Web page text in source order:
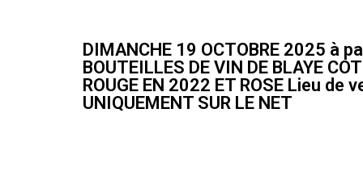
DIMANCHE 19 OCTOBRE 2025 à
BOUTEILLES DE VIN DE BLAYE
ROUGE EN 2022 ET ROSE Lieu
UNIQUEMENT SUR LE NET